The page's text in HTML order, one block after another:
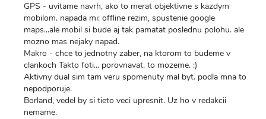
GPS - uvitame navrh, ako to merat objektivne s kazdym
mobilom. napada mi: offline rezim, spustenie google
maps...ale mobil si bude aj tak pamatat poslednu polohu. ale
mozno mas nejaky napad.
Makro - chce to jednotny zaber, na ktorom to budeme v
clankoch Takto foti... porovnavat. to mozeme. :)
Aktivny dual sim tam veru spomenuty mal byt. podla mna to
nepodporuje.
Borland, vedel by si tieto veci upresnit. Uz ho v redakcii
nemame.